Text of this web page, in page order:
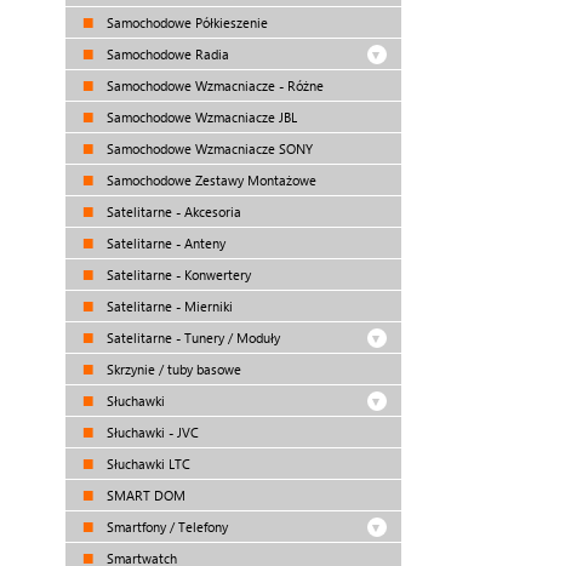
Samochodowe Półkieszenie
Samochodowe Radia
Samochodowe Wzmacniacze - Różne
Samochodowe Wzmacniacze JBL
Samochodowe Wzmacniacze SONY
Samochodowe Zestawy Montażowe
Satelitarne - Akcesoria
Satelitarne - Anteny
Satelitarne - Konwertery
Satelitarne - Mierniki
Satelitarne - Tunery / Moduły
Skrzynie / tuby basowe
Słuchawki
Słuchawki - JVC
Słuchawki LTC
SMART DOM
Smartfony / Telefony
Smartwatch